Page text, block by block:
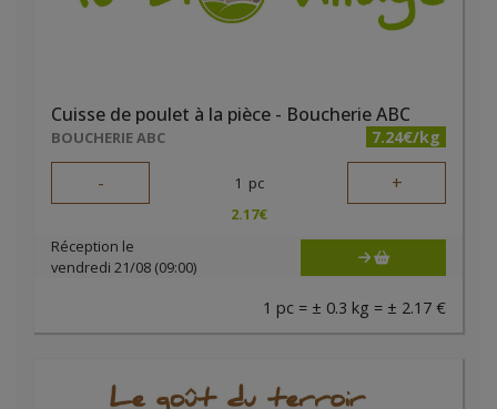
Cuisse de poulet à la pièce - Boucherie ABC
BOUCHERIE ABC 7.24€/kg
- 1 pc +
2.17€
Réception le
vendredi 21/08 (09:00)
1 pc = ± 0.3 kg = ± 2.17 €